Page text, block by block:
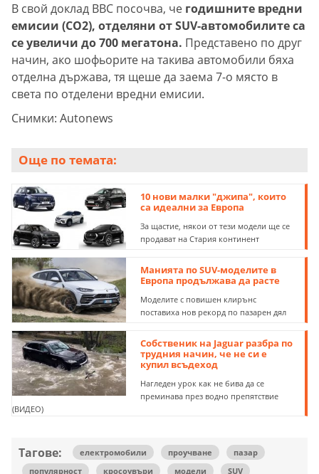
В свой доклад BBC посочва, че годишните вредни
емисии (CO2), отделяни от SUV-автомобилите са
се увеличи до 700 мегатона. Представено по друг
начин, ако шофьорите на такива автомобили бяха
отделна държава, тя щеше да заема 7-о място в
света по отделени вредни емисии.
Снимки: Autonews
Още по темата:
10 нови малки "джипа", които
са идеални за Европа
За щастие, някои от тези модели ще се
продават на Стария континент
Манията по SUV-моделите в
Европа продължава да расте
Моделите с повишен клирънс
поставиха нов рекорд по пазарен дял
Собственик на Jaguar разбра по
трудния начин, че не си е
купил всъдеход
Нагледен урок как не бива да се
преминава през водно препятствие
(ВИДЕО)
Тагове: електромобили проучване
пазар
популярност
кросоувъри модели SUV